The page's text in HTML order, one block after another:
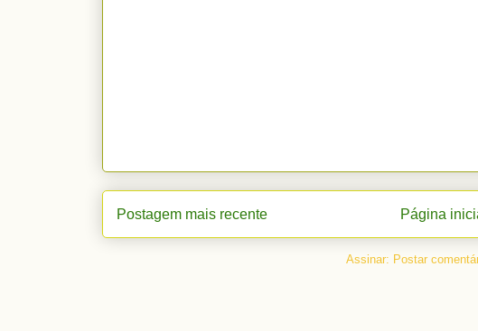
Postagem mais recente Página
Assinar: Postar